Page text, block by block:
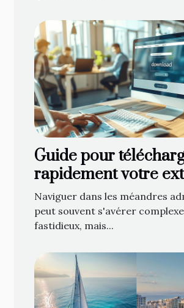
Guide pour
rapidement votre
KBIS en ligne
Naviguer dans les méandres
peut souvent s'avérer
fastidieux, mais...